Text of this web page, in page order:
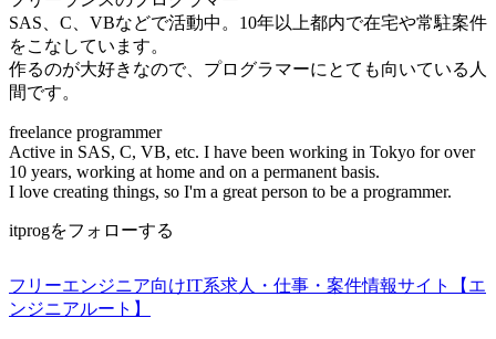
SAS、C、VBなどで活動中。10年以上都内で在宅や常駐案件
をこなしています。
作るのが大好きなので、プログラマーにとても向いている人
間です。
freelance programmer
Active in SAS, C, VB, etc. I have been working in Tokyo for over
10 years, working at home and on a permanent basis.
I love creating things, so I'm a great person to be a programmer.
itprogをフォローする
フリーエンジニア向けIT系求人・仕事・案件情報サイト【エ
ンジニアルート】